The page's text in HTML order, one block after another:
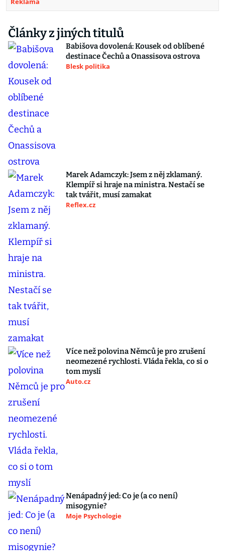
Články z jiných titulů
Babišova dovolená: Kousek od oblíbené
destinace Čechů a Onassisova ostrova
Blesk politika
Marek Adamczyk: Jsem z něj zklamaný.
Klempíř si hraje na ministra. Nestačí se
tak tvářit, musí zamakat
Reflex.cz
Více než polovina Němců je pro zrušení
neomezené rychlosti. Vláda řekla, co si o
tom myslí
Auto.cz
Nenápadný jed: Co je (a co není)
misogynie?
Moje Psychologie